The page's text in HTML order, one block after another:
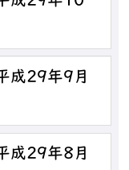
成29年9月
成29年8月